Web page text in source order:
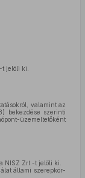
jelöli ki.
valamint az
bekezdése szerinti
üzemeltetőként
NISZ Zrt.-t jelöli ki.
állami szerepkör-